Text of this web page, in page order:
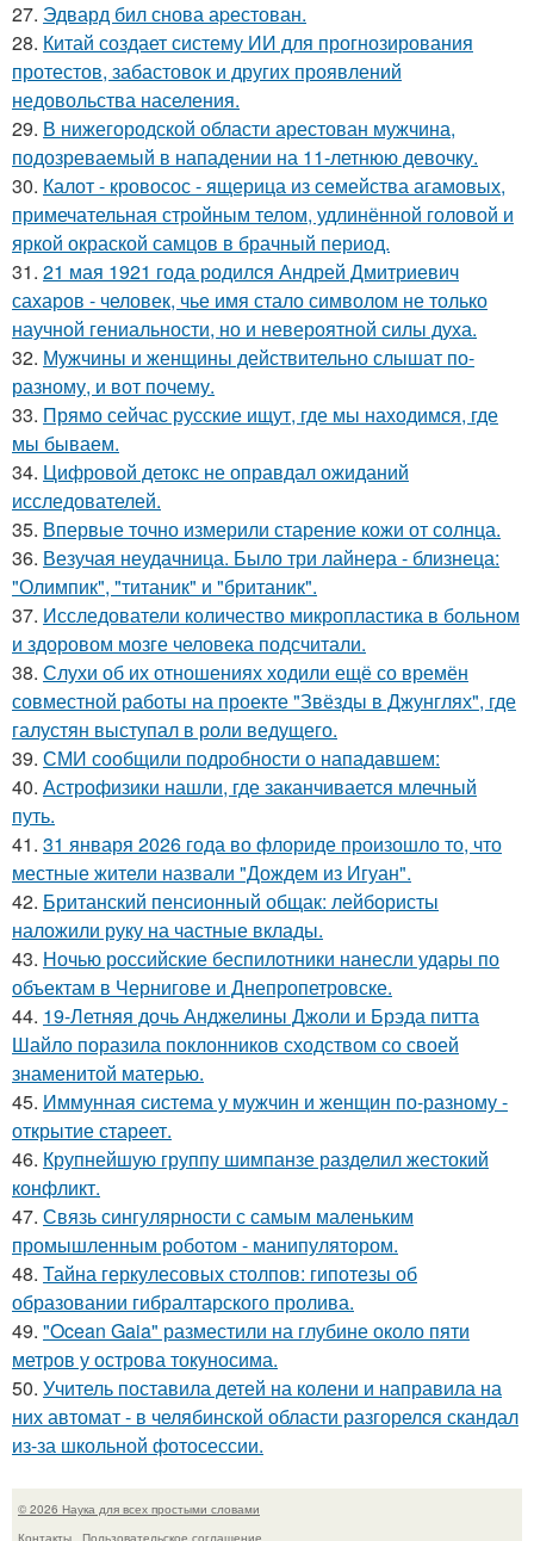
27. Эдвард бил снова аpестован.
28. Китай создает систему ИИ для прогнозирования
протестов, забастовок и других проявлений
недовольства населения.
29. В нижегородской области арестован мужчина,
подозреваемый в нападении на 11-летнюю девочку.
30. Калот - кровосос - ящерица из семейства агамовых,
примечательная стройным телом, удлинённой головой и
яркой окраской самцов в брачный период.
31. 21 мая 1921 года родился Андрей Дмитриевич
сахаров - человек, чье имя стало символом не только
научной гениальности, но и невероятной силы духа.
32. Мужчины и женщины действительно слышат по-
разному, и вот почему.
33. Прямо сейчас русские ищут, где мы находимся, где
мы бываем.
34. Цифровой детокс не оправдал ожиданий
исследователей.
35. Впервые точно измерили старение кожи от солнца.
36. Везучая неудачница. Было три лайнера - близнеца:
"Олимпик", "титаник" и "британик".
37. Исследователи количество микропластика в больном
и здоровом мозге человека подсчитали.
38. Слухи об их отношениях ходили ещё со времён
совместной работы на проекте "Звёзды в Джунглях", где
галустян выступал в роли ведущего.
39. СМИ сообщили подробности о нападавшем:
40. Астрофизики нашли, где заканчивается млечный
путь.
41. 31 января 2026 года во флориде произошло то, что
местные жители назвали "Дождем из Игуан".
42. Британский пенсионный общак: лейбористы
наложили руку на частные вклады.
43. Ночью российские беспилотники нанесли удары по
объектам в Чернигове и Днепропетровске.
44. 19-Летняя дочь Анджелины Джоли и Брэда питта
Шайло поразила поклонников сходством со своей
знаменитой матерью.
45. Иммунная система у мужчин и женщин по-разному -
открытие стареет.
46. Крупнейшую группу шимпанзе разделил жестокий
конфликт.
47. Связь сингулярности с самым маленьким
промышленным роботом - манипулятором.
48. Тайна геркулесовых столпов: гипотезы об
образовании гибралтарского пролива.
49. "Ocean Gaia" разместили на глубине около пяти
метров у острова токуносима.
50. Учитель поставила детей на колени и направила на
них автомат - в челябинской области разгорелся скандал
из-за школьной фотосессии.
© 2026 Наука для всех простыми словами
Контакты
Пользовательское соглашение